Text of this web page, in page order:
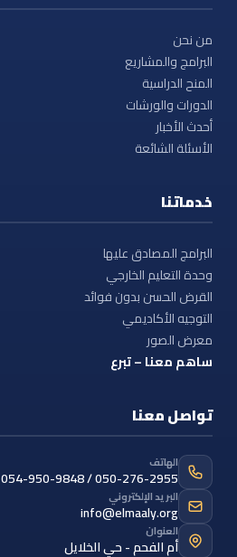
من نحن
البرامج والمشاريع
المنح الدراسية
الدورات والورشات
أحدث الأخبار
الأسئلة الشائعة
خدماتنا
البرامج المصادق عليها
وحدة التعليم الخارجي
القرض الحسن بدون فوائد
التوجيه الأكاديمي
معرض الصور
ساهم معنا – تبرع
تواصل معنا
الهاتف
054-950-9848 / 050-276-2955
البريد الإلكتروني
info@elmaaly.org
العنوان
أم الفحم - حي الخلايل